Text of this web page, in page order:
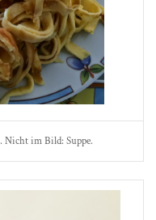
Nicht im Bild: Suppe.